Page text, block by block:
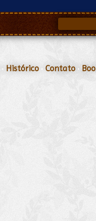
• Histórico • Contato •